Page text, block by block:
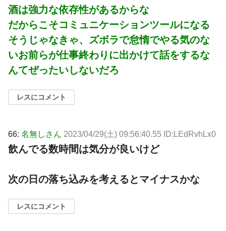
酒は強力な依存性があるからな
だからこそコミュニケーションツールになる
そうじゃなきゃ、ズボラで怠惰でやる気のな
いお前らが仕事終わりに出かけて話をするな
んてぜったいしないだろ
レスにコメント
66: 名無しさん 2023/04/29(土) 09:56:40.55 ID:LEdRvhLx0
飲んでる数時間は気分が良いけど
次の日の落ち込みを考えるとマイナスかな
レスにコメント